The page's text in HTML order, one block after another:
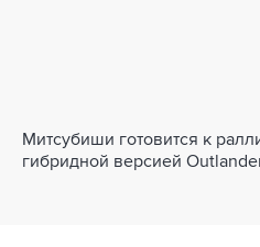
Митсубиши готовится к
гибридной версией